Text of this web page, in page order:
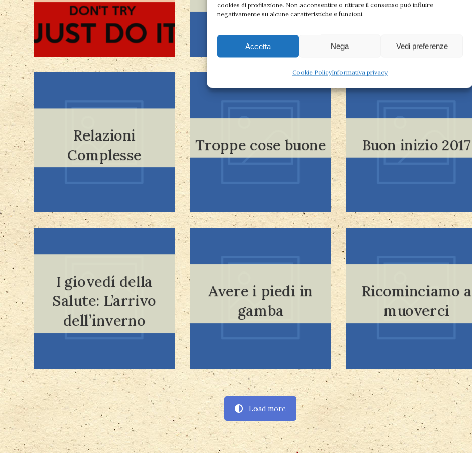
cookies di profilazione. Non acconsentire o ritirare il consenso può influire
negativamente su alcune caratteristiche e funzioni.
Accetta Nega Vedi preferenze
Cookie PolicyInformativa privacy
complicati
Relazioni
Complesse
Leggi tutto Troppe cose buone Buon inizio 2017
I giovedí della
Salute: L’arrivo
dell’inverno
Leggi tutto
Avere i piedi in
gamba
Leggi tutto
Ricominciamo a
muoverci
Leggi tutto
Load more